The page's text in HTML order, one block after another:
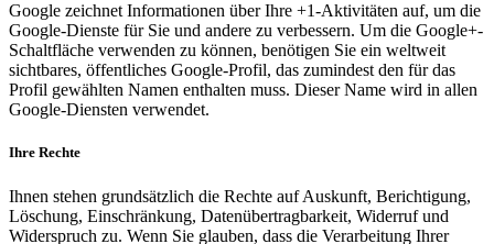
Google zeichnet Informationen über Ihre +1-Aktivitäten auf, um die
Google-Dienste für Sie und andere zu verbessern. Um die Google+-
Schaltfläche verwenden zu können, benötigen Sie ein weltweit
sichtbares, öffentliches Google-Profil, das zumindest den für das
Profil gewählten Namen enthalten muss. Dieser Name wird in allen
Google-Diensten verwendet.
Ihre Rechte
Ihnen stehen grundsätzlich die Rechte auf Auskunft, Berichtigung,
Löschung, Einschränkung, Datenübertragbarkeit, Widerruf und
Widerspruch zu. Wenn Sie glauben, dass die Verarbeitung Ihrer